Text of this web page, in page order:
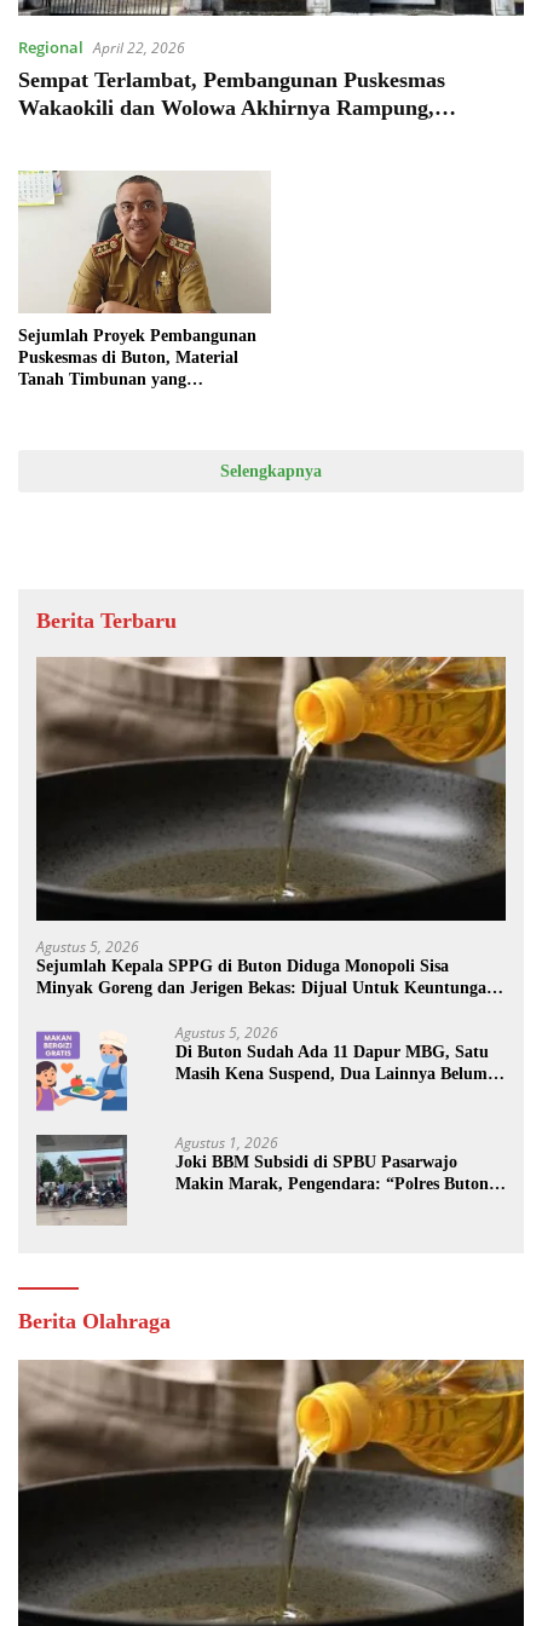
Regional April 22, 2026
Sempat Terlambat, Pembangunan Puskesmas
Wakaokili dan Wolowa Akhirnya Rampung,
Sejumlah Proyek Pembangunan
Puskesmas di Buton, Material
Tanah Timbunan yang
Selengkapnya
Berita Terbaru
Agustus 5, 2026
Sejumlah Kepala SPPG di Buton Diduga Monopoli Sisa
Minyak Goreng dan Jerigen Bekas: Dijual Untuk Keuntungan
Agustus 5, 2026
Di Buton Sudah Ada 11 Dapur MBG, Satu
Masih Kena Suspend, Dua Lainnya Belum
Agustus 1, 2026
Joki BBM Subsidi di SPBU Pasarwajo
Makin Marak, Pengendara: “Polres Buton
Berita Olahraga